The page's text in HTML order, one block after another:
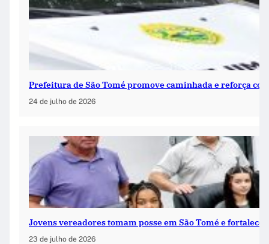
Prefeitura de São Tomé promove caminhada e reforça
24 de julho de 2026
Jovens vereadores tomam posse em São Tomé e
23 de julho de 2026